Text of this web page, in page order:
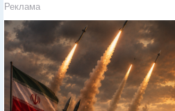
Реклама